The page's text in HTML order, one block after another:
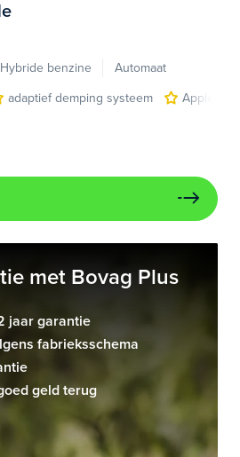
Hybride benzine
Automaat
adaptief demping systeem
Apple
met Bovag Plus
jaar garantie
fabrieksschema
geld terug